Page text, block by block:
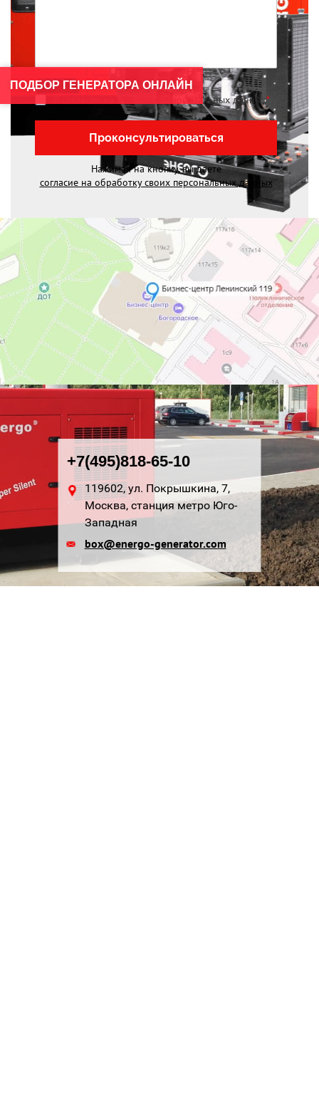
Я согласен на обработку персональных данных*
Проконсультироваться
Нажимая на кнопку, вы даете
согласие на обработку своих персональных данных
+7(495)818-65-10
119602, ул. Покрышкина, 7,
Москва, станция метро Юго-
Западная
box@energo-generator.com
ПОДБОР ГЕНЕРАТОРА ОНЛАЙН